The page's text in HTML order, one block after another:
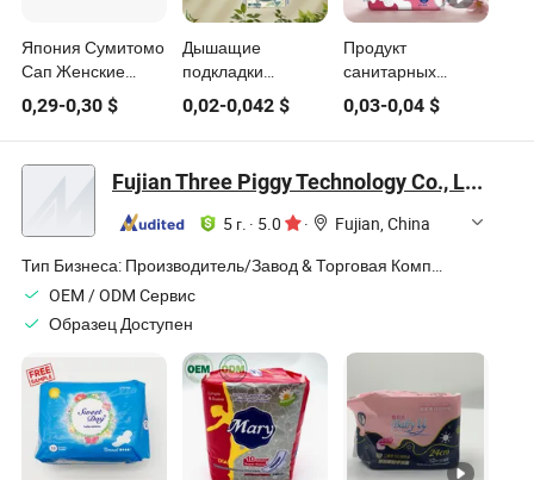
Япония Сумитомо
Сап Женские
гигиенические
продукты
0,29-0,30 $
Дышащие
подкладки
санитарные
изделия с
травяной
0,02-0,042$
Продукт
санитарных
прокладок с
дышащей задней
стороной -
Сертифицировано
ISO, CE, Халал
0,03-0,04$
Fujian Three Piggy Technology Co., Ltd.
5 г. · 5.0 ·
Fujian, China
Тип Бизнеса:
Производитель/Завод & Торговая Компания
OEM / ODM Cервис
Образец Доступен